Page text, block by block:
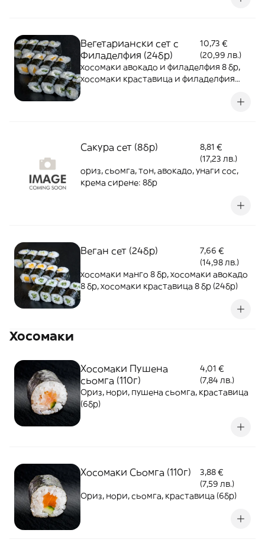
Вегетариански сет с
Филаделфия (24бр)
10,73 €
(20,99 лв.)
хосомаки авокадо и филаделфия 8 бр,
хосомаки краставица и филаделфия
Сакура сет (8бр)
8,81 €
(17,23 лв.)
ориз, сьомга, тон, авокадо, унаги сос,
крема сирене: 8бр
Веган сет (24бр)
7,66 €
(14,98 лв.)
хосомаки манго 8 бр, хосомаки авокадо
8 бр, хосомаки краставица 8 бр (24бр)
Хосомаки
Хосомаки Пушена
сьомга (110г)
4,01 €
(7,84 лв.)
Ориз, нори, пушена сьомга, краставица
(6бр)
Хосомаки Сьомга (110г)
3,88 €
(7,59 лв.)
Ориз, нори, сьомга, краставица (6бр)